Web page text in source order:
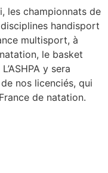
les championnats de
handisport
multisport, à
le basket
y sera
nos licenciés, qui
de natation.